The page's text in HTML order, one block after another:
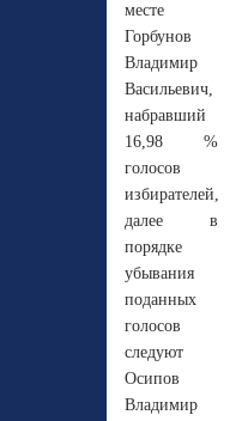
месте
Горбунов
Владимир
Васильевич,
набравший
16,98 %
голосов
избирателей,
далее в
порядке
убывания
поданных
голосов
следуют
Осипов
Владимир